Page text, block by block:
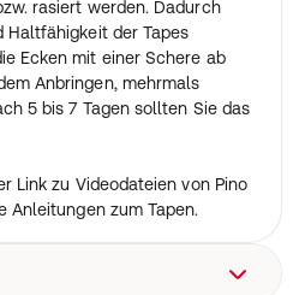
rasiert werden. Dadurch
Haltfähigkeit der Tapes
Ecken mit einer Schere ab
Anbringen, mehrmals
5 bis 7 Tagen sollten Sie das
Link zu Videodateien von Pino
Anleitungen zum Tapen.